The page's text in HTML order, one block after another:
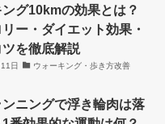
グ10kmの効果とは？
ー・ダイエット効果・
を徹底解説
日 ウォーキング・歩き方改善
ンニングで浮き輪肉は落